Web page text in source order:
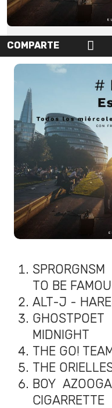
COMPARTE
TO BE
ALT-J -
MIDNIGHT
THE GO!
THE
BOY
CIGARRETTE